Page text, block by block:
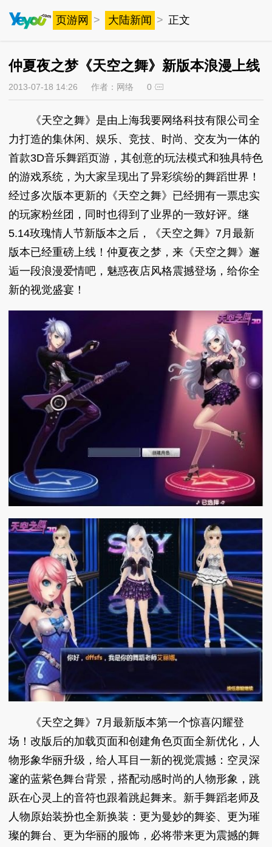
页游网 > 大陆新闻 > 正文
仲夏夜之梦《天空之舞》新版本浪漫上线
2013-07-18 14:26 作者：网络 0
《天空之舞》是由上海我要网络科技有限公司全
力打造的集休闲、娱乐、竞技、时尚、交友为一体的
首款3D音乐舞蹈页游，其创意的玩法模式和独具特色
的游戏系统，为大家呈现出了异彩缤纷的舞蹈世界！
经过多次版本更新的《天空之舞》已经拥有一票忠实
的玩家粉丝团，同时也得到了业界的一致好评。继
5.14玫瑰情人节新版本之后，《天空之舞》7月最新
版本已经重磅上线！仲夏夜之梦，来《天空之舞》邂
逅一段浪漫爱情吧，魅惑夜店风格震撼登场，给你全
新的视觉盛宴！
《天空之舞》7月最新版本第一个惊喜闪耀登
场！改版后的加载页面和创建角色页面全新优化，人
物形象华丽升级，给人耳目一新的视觉震撼：空灵深
邃的蓝紫色舞台背景，搭配动感时尚的人物形象，跳
跃在心灵上的音符也跟着跳起舞来。新手舞蹈老师及
人物原始装扮也全新换装：更为曼妙的舞姿、更为璀
璨的舞台、更为华丽的服饰，必将带来更为震撼的舞